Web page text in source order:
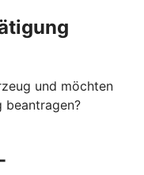
und möchten
beantragen?